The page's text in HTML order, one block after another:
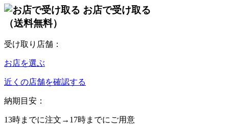
お店で受け取る
（送料無料）
受け取り店舗：
お店を選ぶ
近くの店舗を確認する
納期目安：
13時までに注文→ 17時までにご用意